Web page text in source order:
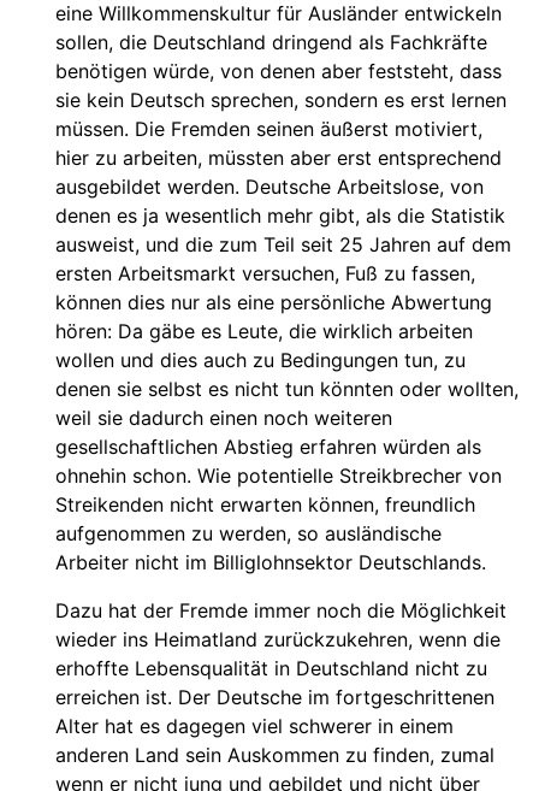
eine Willkommenskultur für Ausländer entwickeln
sollen, die Deutschland dringend als Fachkräfte
benötigen würde, von denen aber feststeht, dass
sie kein Deutsch sprechen, sondern es erst lernen
müssen. Die Fremden seinen äußerst motiviert,
hier zu arbeiten, müssten aber erst entsprechend
ausgebildet werden. Deutsche Arbeitslose, von
denen es ja wesentlich mehr gibt, als die Statistik
ausweist, und die zum Teil seit 25 Jahren auf dem
ersten Arbeitsmarkt versuchen, Fuß zu fassen,
können dies nur als eine persönliche Abwertung
hören: Da gäbe es Leute, die wirklich arbeiten
wollen und dies auch zu Bedingungen tun, zu
denen sie selbst es nicht tun könnten oder wollten,
weil sie dadurch einen noch weiteren
gesellschaftlichen Abstieg erfahren würden als
ohnehin schon. Wie potentielle Streikbrecher von
Streikenden nicht erwarten können, freundlich
aufgenommen zu werden, so ausländische
Arbeiter nicht im Billiglohnsektor Deutschlands.
Dazu hat der Fremde immer noch die Möglichkeit
wieder ins Heimatland zurückzukehren, wenn die
erhoffte Lebensqualität in Deutschland nicht zu
erreichen ist. Der Deutsche im fortgeschrittenen
Alter hat es dagegen viel schwerer in einem
anderen Land sein Auskommen zu finden, zumal
wenn er nicht jung und gebildet und nicht über